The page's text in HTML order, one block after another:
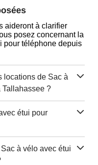
aideront à clarifier
posez concernant la
pour téléphone depuis
locations de Sac à
?
étui pour
à vélo avec étui